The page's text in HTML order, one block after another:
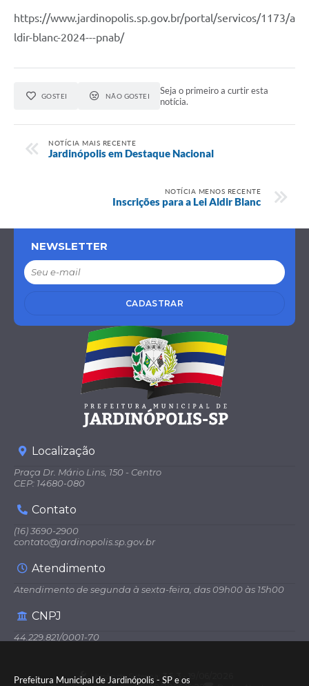
Prefeitura Municipal de Jardinópolis - SP e os
https://www.jardinopolis.sp.gov.br/portal/servicos/1173/a
ldir-blanc-2024---pnab/
GOSTEI NÃO GOSTEI
Seja o primeiro a curtir esta
notícia.
NOTÍCIA MAIS RECENTE
Jardinópolis em Destaque Nacional
NOTÍCIA MENOS RECENTE
Inscrições para a Lei Aldir Blanc
NEWSLETTER
CADASTRAR
Localização
Praça Dr. Mário Lins, 150 - Centro
CEP: 14680-080
Contato
(16) 3690-2900
contato@jardinopolis.sp.gov.br
Atendimento
Atendimento de segunda à sexta-feira, das 09h00 às 15h00
CNPJ
44.229.821/0001-70
Versão do Sistema: 3.5.3 - 19/06/2026